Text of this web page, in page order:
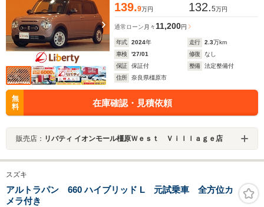
139.9万円 132.5万円
通常ローン 月々11,200円
年式 2024年 走行 2.3万km
車検
'27/01 修復
なし
保証
保証付 整備
法定整備付
住所
奈良県橿原市
無
料
在庫確認・見積依頼
販売店： リバティ イオンモール橿原Ｗｅｓｔ Ｖｉｌｌａｇｅ店
スズキ
アルトラパン 660 ハイブリッド L 元試乗車 全方位カ
メラ付き